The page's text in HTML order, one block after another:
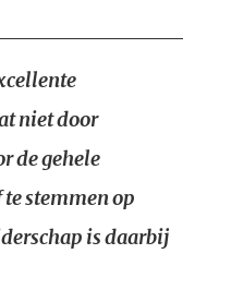
niet door
de gehele
stemmen op
is daarbij